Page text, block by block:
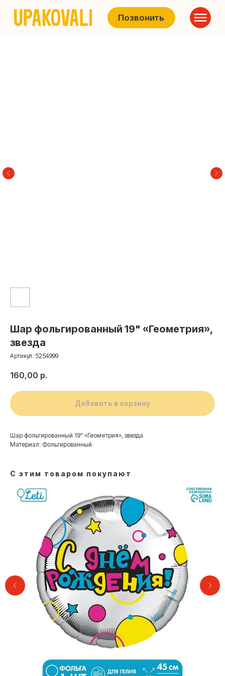
Позвонить
Шар фольгированный 19" «Геометрия»,
звезда
Артикул: 5254999
160,00 р.
Добавить в корзину
Шар фольгированный 19" «Геометрия», звезда
Материал: Фольгированный
С этим товаром покупают
Контакты